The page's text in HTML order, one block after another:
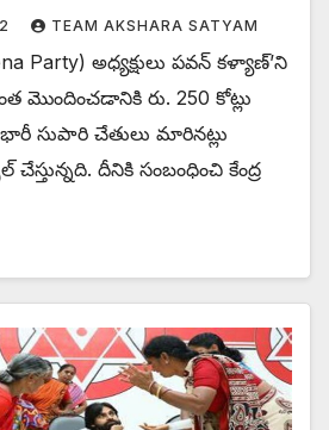
TEAM AKSHARA SATYAM
Party) అధ్యక్షులు పవన్ కళ్యాణ్’ని
మొందించడానికి రు. 250 కోట్లు
సుపారి చేతులు మారినట్లు
దీనికి సంబంధించి కేంద్ర